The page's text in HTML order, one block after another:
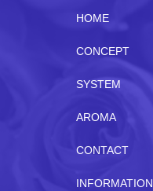
HOME
CONCEPT
SYSTEM
AROMA
CONTACT
INFORMATION